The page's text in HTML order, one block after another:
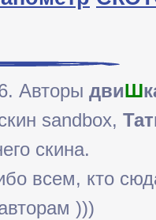
Авторы двиШ
sandbox,
скина.
всем, кто
)))